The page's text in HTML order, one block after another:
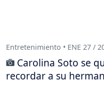
Entretenimiento • ENE 27 /
Carolina Soto se
recordar a su